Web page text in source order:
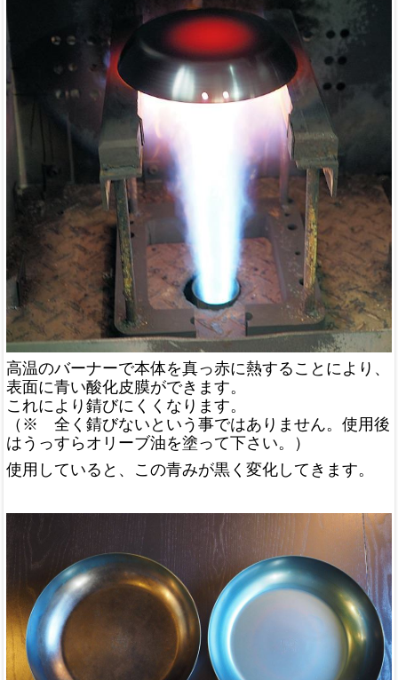
高温のバーナーで本体を真っ赤に熱することにより、
表面に青い酸化皮膜ができます。
これにより錆びにくくなります。
（※ 全く錆びないという事ではありません。使用後
はうっすらオリーブ油を塗って下さい。）
使用していると、この青みが黒く変化してきます。